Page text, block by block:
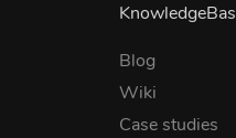
Blog
Wiki
Case studies